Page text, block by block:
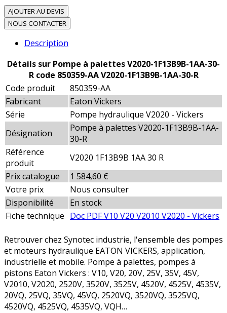
AJOUTER AU DEVIS
NOUS CONTACTER
Description
Détails sur Pompe à palettes V2020-1F13B9B-1AA-30-
R code 850359-AA V2020-1F13B9B-1AA-30-R
Code produit
850359-AA
Fabricant
Eaton Vickers
Série
Pompe hydraulique V2020 - Vickers
Désignation
Pompe à palettes V2020-1F13B9B-1AA-
30-R
Référence
produit
V2020 1F13B9B 1AA 30 R
Prix catalogue
1 584,60 €
Votre prix
Nous consulter
Disponibilité
En stock
Fiche technique Doc PDF V10 V20 V2010 V2020 - Vickers
Retrouver chez Synotec industrie, l'ensemble des pompes
et moteurs hydraulique EATON VICKERS, application,
industrielle et mobile. Pompe à palettes, pompes à
pistons Eaton Vickers : V10, V20, 20V, 25V, 35V, 45V,
V2010, V2020, 2520V, 3520V, 3525V, 4520V, 4525V, 4535V,
20VQ, 25VQ, 35VQ, 45VQ, 2520VQ, 3520VQ, 3525VQ,
4520VQ, 4525VQ, 4535VQ, VQH…